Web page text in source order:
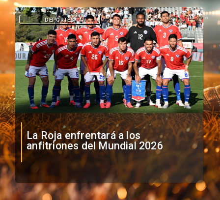
La Roja enfrentará a los
anfitriones del Mundial 2026
DEPORTES